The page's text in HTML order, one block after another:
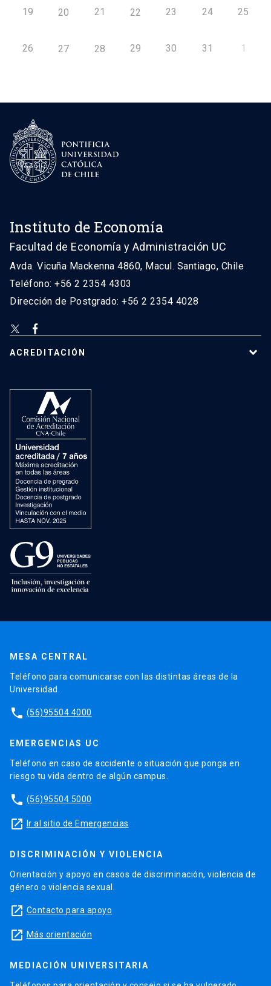
19 20 21 22 23 24 25
26 27 28 29 30 31 1
Instituto de Economía
Facultad de Economía y Administración UC
Avda. Vicuña Mackenna 4860, Macul. Santiago, Chile
Teléfono: +56 2 2354 4303
Dirección de Postgrado: +56 2 2354 4028
ACREDITACIÓN
MESA CENTRAL
Teléfono para comunicarse con las distintas áreas de la
Universidad.
phone (56)95504 4000
EMERGENCIAS UC
Teléfono en caso de accidente o situación que ponga en
riesgo tu vida dentro de algún campus.
phone (56)95504 5000
launch Ir al sitio de Emergencias
DISCRIMINACIÓN Y VIOLENCIA
Orientación y apoyo en casos de discriminación, violencia de
género o violencia sexual.
launch Contacto para apoyo
launch Más orientación
MEDIACIÓN UNIVERSITARIA